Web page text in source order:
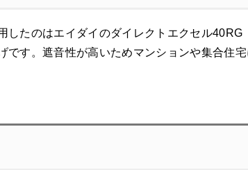
たのはエイダイのダイレクトエクセル40RG
す。遮音性が高いためマンションや集合住宅